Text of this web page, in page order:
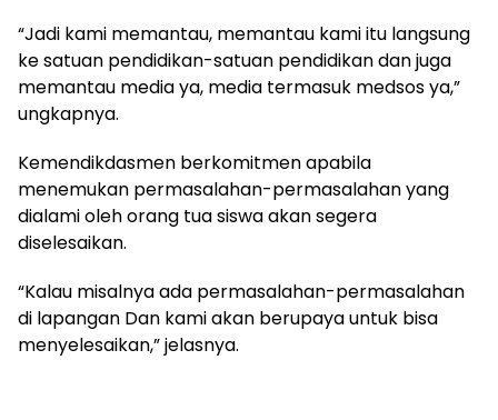
“Jadi kami memantau, memantau kami itu langsung
ke satuan pendidikan-satuan pendidikan dan juga
memantau media ya, media termasuk medsos ya,”
ungkapnya.
Kemendikdasmen berkomitmen apabila
menemukan permasalahan-permasalahan yang
dialami oleh orang tua siswa akan segera
diselesaikan.
“Kalau misalnya ada permasalahan-permasalahan
di lapangan Dan kami akan berupaya untuk bisa
menyelesaikan,” jelasnya.